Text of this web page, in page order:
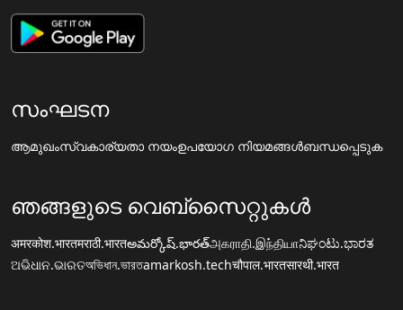
സംഘടന
ആമുഖംസ്വകാര്യതാ നയംഉപയോഗ നിയമങ്ങൾബന്ധപ്പെടുക
ഞങ്ങളുടെ വെബ്സൈറ്റുകൾ
अमरकोश.भारतमराठी.भारतఅమర్కోష్.భారత్அகராதி.இந்தியாನಿಘಂಟು.ಭಾರತ
ଅଭିଧାନ.ଭାରତঅভিধান.ভারতamarkosh.techचौपाल.भारतसारथी.भारत